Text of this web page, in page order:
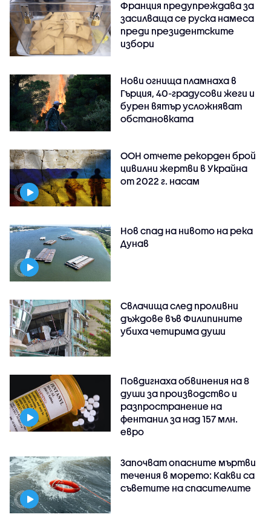
Франция предупреждава за
засилваща се руска намеса
преди президентските
избори
Нови огнища пламнаха в
Гърция, 40-градусови жеги и
бурен вятър усложняват
обстановката
ООН отчете рекорден брой
цивилни жертви в Украйна
от 2022 г. насам
Нов спад на нивото на река
Дунав
Свлачища след проливни
дъждове във Филипините
убиха четирима души
Повдигнаха обвинения на 8
души за производство и
разпространение на
фентанил за над 157 млн.
евро
Започват опасните мъртви
течения в морето: Какви са
съветите на спасителите